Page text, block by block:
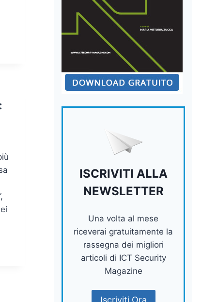
ISCRIVITI ALLA
NEWSLETTER
Una volta al mese
riceverai gratuitamente la
rassegna dei migliori
articoli di ICT Security
Magazine
Iscriviti Ora